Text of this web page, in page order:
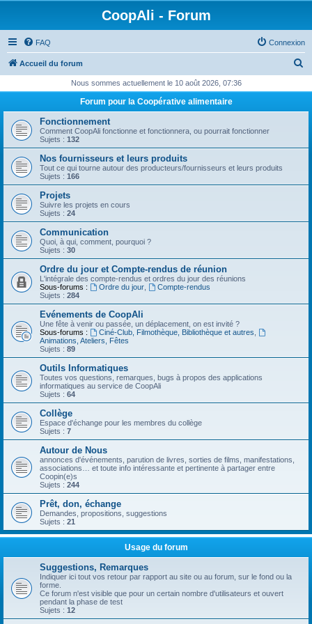
CoopAli - Forum
FAQ Connexion
Accueil du forum
h
r
Nous sommes actuellement le 10 août 2026, 07:36
Forum pour la Coopérative alimentaire
Fonctionnement
Comment CoopAli fonctionne et fonctionnera, ou pourrait fonctionner
Sujets : 132
Nos fournisseurs et leurs produits
Tout ce qui tourne autour des producteurs/fournisseurs et leurs produits
Sujets : 166
Projets
Suivre les projets en cours
Sujets : 24
Communication
Quoi, à qui, comment, pourquoi ?
Sujets : 30
Ordre du jour et Compte-rendus de réunion
L'intégrale des compte-rendus et ordres du jour des réunions
Sous-forums :
Ordre du jour,
Compte-rendus
Sujets : 284
Evénements de CoopAli
Une fête à venir ou passée, un déplacement, on est invité ?
Sous-forums :
Ciné-Club, Filmothèque, Bibliothèque et autres
Animations, Ateliers, Fêtes
Sujets : 89
Outils Informatiques
Toutes vos questions, remarques, bugs à propos des applications
informatiques au service de CoopAli
Sujets : 64
Collège
Espace d'échange pour les membres du collège
Sujets : 7
Autour de Nous
annonces d'événements, parution de livres, sorties de films, manifestations,
associations… et toute info intéressante et pertinente à partager entre
Coopin(e)s
Sujets : 244
Prêt, don, échange
Demandes, propositions, suggestions
Sujets : 21
Usage du forum
Suggestions, Remarques
Indiquer ici tout vos retour par rapport au site ou au forum, sur le fond ou la
forme.
Ce forum n'est visible que pour un certain nombre d'utilisateurs et ouvert
pendant la phase de test
Sujets : 12